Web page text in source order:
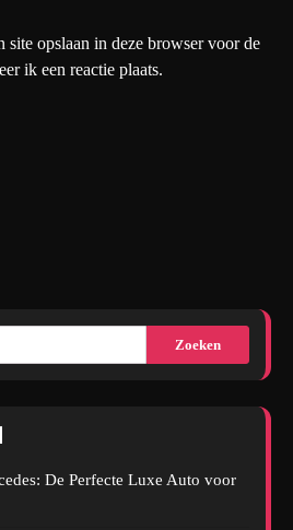
site opslaan in deze browser voor de
ik een reactie plaats.
Zoeken
De Perfecte Luxe Auto voor